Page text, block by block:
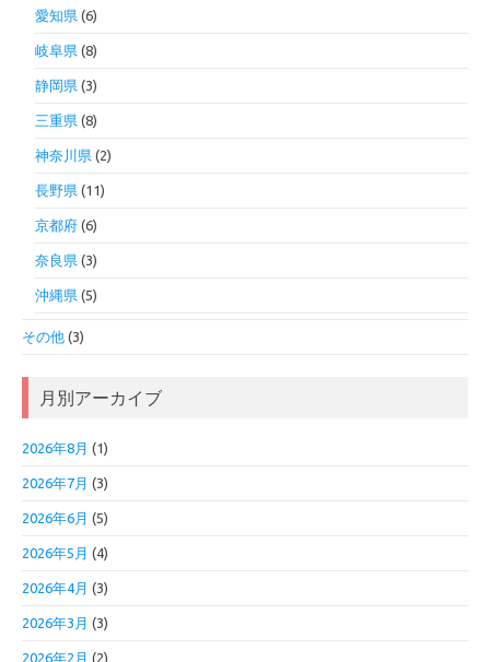
愛知県 (6)
岐阜県 (8)
静岡県 (3)
三重県 (8)
神奈川県 (2)
長野県 (11)
京都府 (6)
奈良県 (3)
沖縄県 (5)
その他 (3)
月別アーカイブ
2026年8月 (1)
2026年7月 (3)
2026年6月 (5)
2026年5月 (4)
2026年4月 (3)
2026年3月 (3)
2026年2月 (2)